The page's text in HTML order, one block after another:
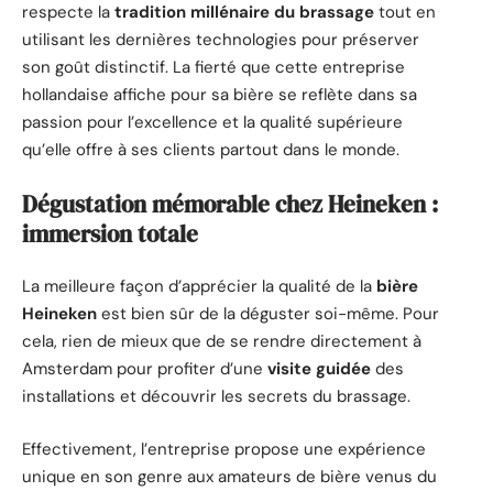
respecte la tradition millénaire du brassage tout en
utilisant les dernières technologies pour préserver
son goût distinctif. La fierté que cette entreprise
hollandaise affiche pour sa bière se reflète dans sa
passion pour l’excellence et la qualité supérieure
qu’elle offre à ses clients partout dans le monde.
Dégustation mémorable chez Heineken :
immersion totale
La meilleure façon d’apprécier la qualité de la bière
Heineken est bien sûr de la déguster soi-même. Pour
cela, rien de mieux que de se rendre directement à
Amsterdam pour profiter d’une visite guidée des
installations et découvrir les secrets du brassage.
Effectivement, l’entreprise propose une expérience
unique en son genre aux amateurs de bière venus du